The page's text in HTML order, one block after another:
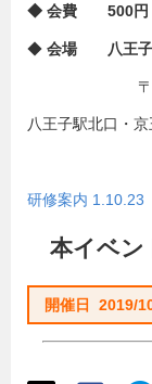
◆ 会費 500円
◆ 会場 八王
八王子駅北口・
研修案内 1.10.23
本イベン
開催日 2019/